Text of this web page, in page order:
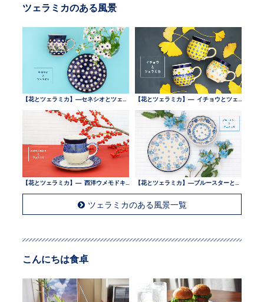
ツェラミカのある風景
ツェラミカのある風景一覧
こんにちは食卓